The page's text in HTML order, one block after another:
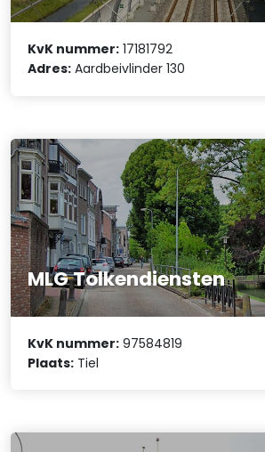
KvK nummer: 17181792
Adres: Aardbeivlinder 130
MLG Tolkendiensten
KvK nummer: 97584819
Plaats: Tiel